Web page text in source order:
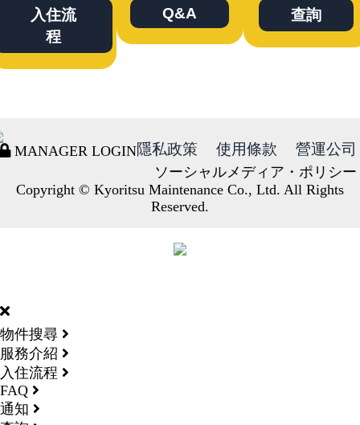
入住流
程
Q&A 查詢
MANAGER LOGIN隱私政策 使用條款 營運公司
ソーシャルメディア・ポリシー
Copyright © Kyoritsu Maintenance Co., Ltd. All Rights
Reserved.
物件搜尋
服務介紹
入住流程
FAQ
通知